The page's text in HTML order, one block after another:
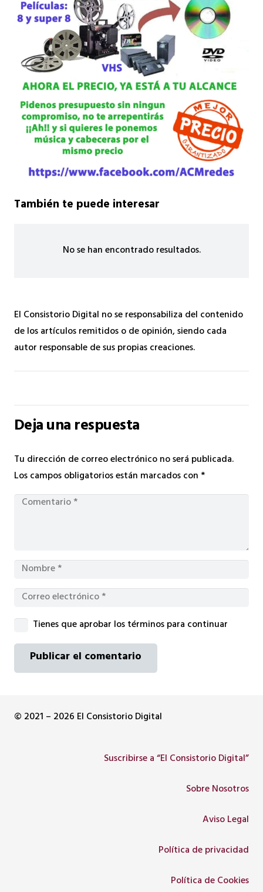
También te puede interesar
No se han encontrado resultados.
El Consistorio Digital no se responsabiliza del contenido
de los artículos remitidos o de opinión, siendo cada
autor responsable de sus propias creaciones.
Deja una respuesta
Tu dirección de correo electrónico no será publicada.
Los campos obligatorios están marcados con*
Tienes que aprobar los términos para continuar
Publicar el comentario
© 2021 – 2026 El Consistorio Digital
Suscribirse a “El Consistorio Digital”
Sobre Nosotros
Aviso Legal
Política de privacidad
Política de Cookies